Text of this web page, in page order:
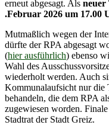
erneut abgesagt. Als neuer
.Februar 2026 um 17.00
Mutmaßlich wegen der
dürfte der RPA abgesagt
(hier ausführlich) ebenso
Wahl des
wiederholt werden. Auch
Kommunalaufsicht nur die
behandeln, die dem RPA
zugewiesen worden.
Stadtrat der Stadt Greiz.